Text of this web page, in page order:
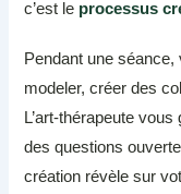
c’est le processus
Pendant une
modeler, créer des
L’art-thérapeute
des questions
création révèle sur